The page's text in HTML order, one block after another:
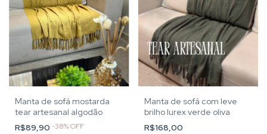
Manta de sofá mostarda
tear artesanal algodão
R$89,90 -38%OFF
Manta de sofá com leve
brilho lurex verde oliva
R$168,00